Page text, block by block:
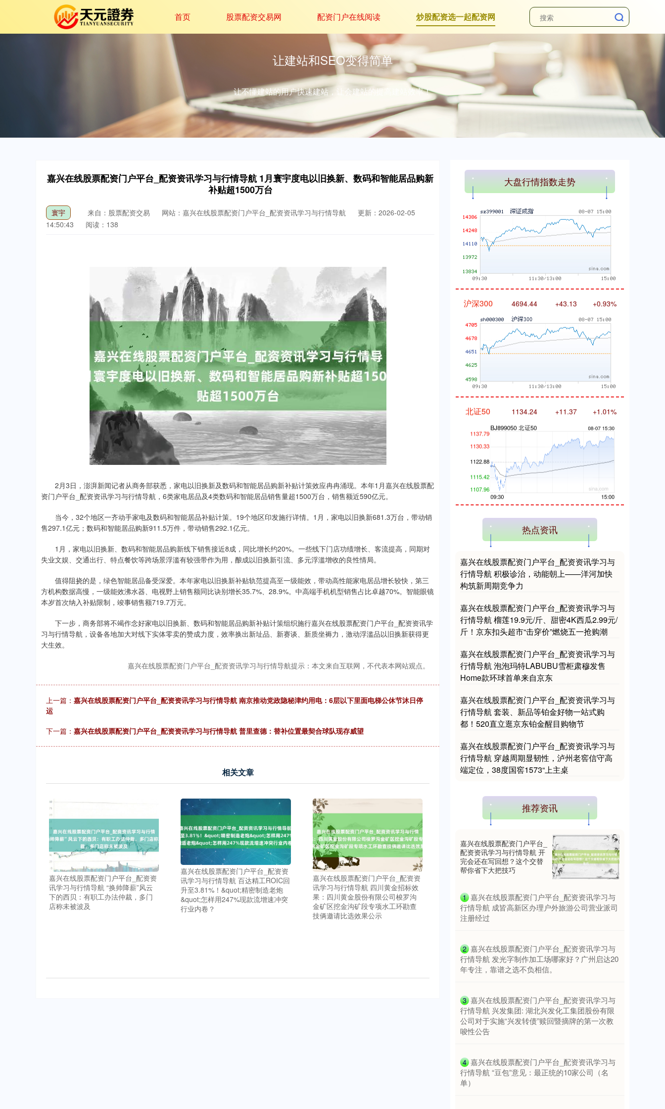
首页 股票配资交易网 配资门户在线阅读 炒股配资选一起配资网
让建站和SEO变得简单
让不懂建站的用户快速建站，让会建站的提高建站效率！
嘉兴在线股票配资门户平台_配资资讯学习与行情导航 1月寰宇度电以旧换新、数码和智能居品购新
补贴超1500万台
寰宇 来自：股票配资交易 网站：嘉兴在线股票配资门户平台_配资资讯学习与行情导航
更新：2026-02-05
14:50:43
阅读：138
2月3日，澎湃新闻记者从商务部获悉，家电以旧换新及数码和智能居品购新补贴计策效应冉冉涌现。本年1月嘉兴在线股票配
资门户平台_配资资讯学习与行情导航，6类家电居品及4类数码和智能居品销售量超1500万台，销售额近590亿元。
当今，32个地区一齐动手家电及数码和智能居品补贴计策。19个地区印发施行详情。1月，家电以旧换新681.3万台，带动销
售297.1亿元；数码和智能居品购新911.5万件，带动销售292.1亿元。
1月，家电以旧换新、数码和智能居品购新线下销售接近8成，同比增长约20%。一些线下门店功绩增长、客流提高，同期对
失业文娱、交通出行、特点餐饮等跨场景浮滥有较强带作为用，酿成以旧换新引流、多元浮滥增收的良性情局。
值得阻挠的是，绿色智能居品备受深爱。本年家电以旧换新补贴轨范提高至一级能效，带动高性能家电居品增长较快，第三
方机构数据高慢，一级能效沸水器、电视野上销售额同比诀别增长35.7%、28.9%。中高端手机机型销售占比卓越70%。智能眼镜
本岁首次纳入补贴限制，竣事销售额719.7万元。
下一步，商务部将不竭作念好家电以旧换新、数码和智能居品购新补贴计策组织施行嘉兴在线股票配资门户平台_配资资讯学
习与行情导航，设备各地加大对线下实体零卖的赞成力度，效率换出新址品、新赛谈、新质坐褥力，激动浮滥品以旧换新获得更
大生效。
嘉兴在线股票配资门户平台_配资资讯学习与行情导航提示：本文来自互联网，不代表本网站观点。
上一篇： 嘉兴在线股票配资门户平台_配资资讯学习与行情导航 南京推动党政隐秘津约用电：6层以下里面电梯公休节沐日停
运
下一篇： 嘉兴在线股票配资门户平台_配资资讯学习与行情导航 普里查德：替补位置最契合球队现存威望
相关文章
嘉兴在线股票配资门户平台_配资资
讯学习与行情导航 “换帅降薪”风云
下的西贝：有职工办法仲裁，多门
店称未被波及
嘉兴在线股票配资门户平台_配资资
讯学习与行情导航 百达精工ROIC回
升至3.81%！&quot;精密制造老炮
&quot;怎样用247%现款流增速冲突
行业内卷？
嘉兴在线股票配资门户平台_配资资
讯学习与行情导航 四川黄金招标效
果：四川黄金股份有限公司梭罗沟
金矿区挖金沟矿段专项水工环勘查
技俩邀请比选效果公示
大盘行情指数走势
上证综指 +39.68 +1.02%
深证成指 14311.01 +200.89 +1.42%
沪深300 4694.44 +43.13 +0.93%
北证50 1134.24 +11.37 +1.01%
创业板指 3563.12 +47.56 +1.35%
基金指数 7242.10 +12.30 +0.17%
国债指数 229.69 +0.10
期指IC0
热点资讯
嘉兴在线股票配资门户平台_配资资讯学习与
行情导航 积极诊治，动能朝上——洋河加快
构筑新周期竞争力
嘉兴在线股票配资门户平台_配资资讯学习与
行情导航 榴莲19.9元/斤、甜密4K西瓜2.99元/
斤！京东扣头超市“击穿价”燃烧五一抢购潮
嘉兴在线股票配资门户平台_配资资讯学习与
行情导航 泡泡玛特LABUBU雪柜肃穆发售
Home款环球首单来自京东
嘉兴在线股票配资门户平台_配资资讯学习与
行情导航 套装、新品等铂金好物一站式购
都！520直立逛京东铂金醒目购物节
嘉兴在线股票配资门户平台_配资资讯学习与
行情导航 穿越周期显韧性，泸州老窖信守高
端定位，38度国窖1573“上主桌
推荐资讯
嘉兴在线股票配资门户平台_
配资资讯学习与行情导航 开
完会还在写回想？这个交替
帮你省下大把技巧
1 ​嘉兴在线股票配资门户平台_配资资讯学习与
行情导航 成皆高新区办理户外旅游公司营业派司
注册经过
2 ​嘉兴在线股票配资门户平台_配资资讯学习与
行情导航 发光字制作加工场哪家好？广州启达20
年专注，靠谱之选不负相信。
3 ​嘉兴在线股票配资门户平台_配资资讯学习与
行情导航 兴发集团: 湖北兴发化工集团股份有限
公司对于实施“兴发转债”赎回暨摘牌的第一次教
唆性公告
4 ​嘉兴在线股票配资门户平台_配资资讯学习与
行情导航 “豆包”意见：最正统的10家公司（名
单）